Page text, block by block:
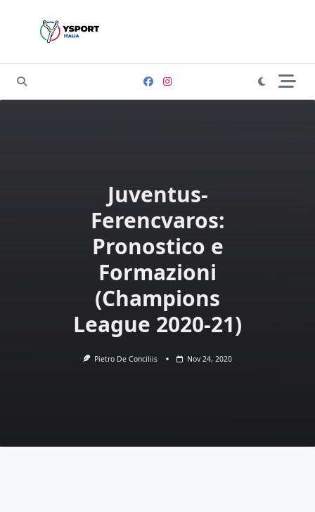
Juventus-
Ferencvaros:
Pronostico e
Formazioni
(Champions
League 2020-21)
Pietro De Conciliis Nov 24, 2020